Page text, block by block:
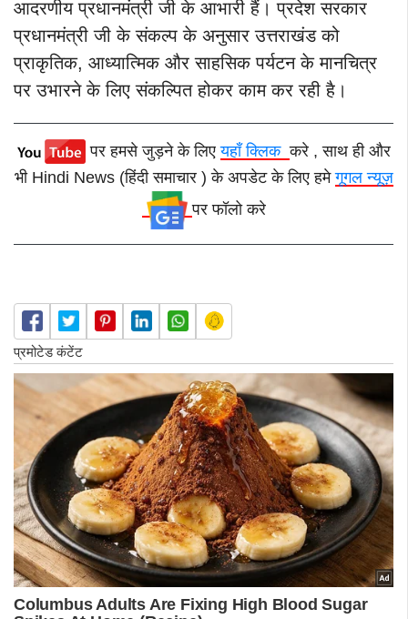
आदरणीय प्रधानमंत्री जी के आभारी हैं। प्रदेश सरकार
प्रधानमंत्री जी के संकल्प के अनुसार उत्तराखंड को
प्राकृतिक, आध्यात्मिक और साहसिक पर्यटन के मानचित्र
पर उभारने के लिए संकल्पित होकर काम कर रही है।
पर हमसे जुड़ने के लिएयहाँ क्लिककरे , साथ ही और
भी Hindi News (हिंदी समाचार ) के अपडेट के लिए हमेगूगल न्यूज़
पर फॉलो करे